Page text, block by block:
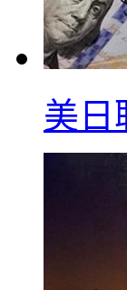
美日